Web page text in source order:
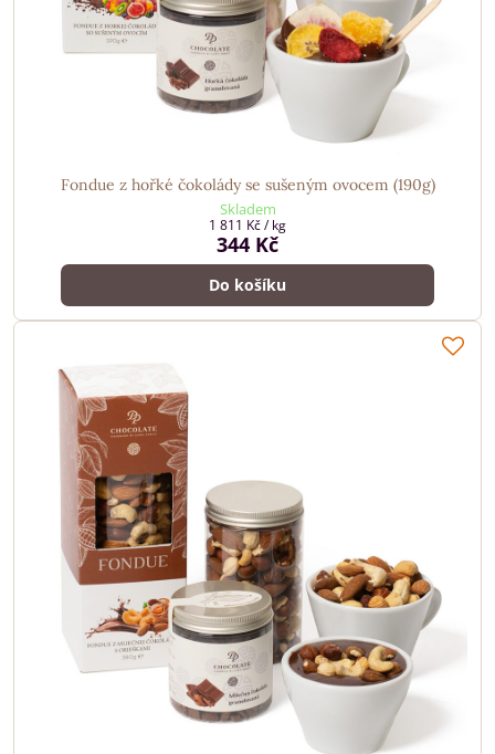
Fondue z hořké čokolády se sušeným ovocem (190g)
Skladem
344 Kč
1 811 Kč/ kg
Do košíku